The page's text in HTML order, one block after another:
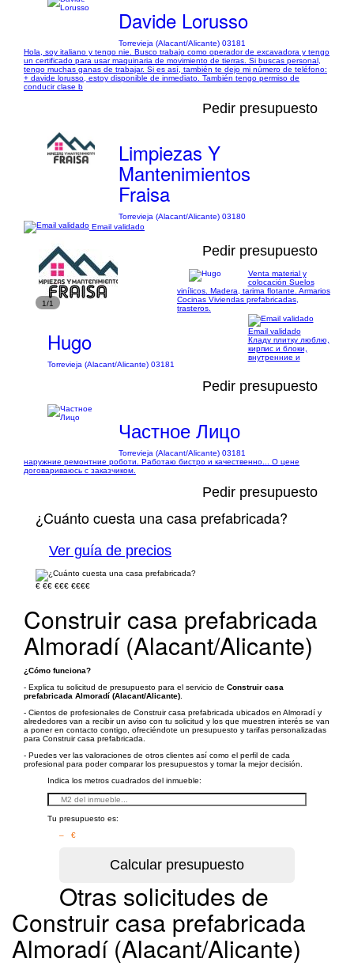
Davide Lorusso
Torrevieja (Alacant/Alicante) 03181
Hola, soy italiano y tengo nie. Busco trabajo como operador de excavadora y tengo
un certificado para usar maquinaria de movimiento de tierras. Si buscas personal,
tengo muchas ganas de trabajar. Si es así, también te dejo mi número de teléfono:
+ davide lorusso, estoy disponible de inmediato. También tengo permiso de
conducir clase b
Pedir presupuesto
Limpiezas Y
Mantenimientos
Fraisa
Torrevieja (Alacant/Alicante) 03180
Email validado
1/1
Pedir presupuesto
Hugo
Torrevieja (Alacant/Alicante) 03181
Venta material y
colocación Suelos
vinílicos. Madera, tarima flotante. Armarios
Cocinas Viviendas prefabricadas,
trasteros.
Pedir presupuesto
Частное Лицо
Torrevieja (Alacant/Alicante) 03181
Email validado
Кладу плитку люблю,
кирпис и блоки,
внутренние и
наружние ремонтние роботи. Работаю бистро и качественно... О цене
договариваюсь с заказчиком.
Pedir presupuesto
¿Cuánto cuesta una casa prefabricada?
Ver guía de precios
€ €€ €€€ €€€€
Construir casa prefabricada
Almoradí (Alacant/Alicante)
¿Cómo funciona?
- Explica tu solicitud de presupuesto para el servicio de Construir casa
prefabricada Almoradí (Alacant/Alicante)
- Cientos de profesionales de Construir casa prefabricada ubicados en Almoradí y
alrededores van a recibir un aviso con tu solicitud y los que muestren interés se van
a poner en contacto contigo, ofreciéndote un presupuesto y tarifas personalizadas
para Construir casa prefabricada.
- Puedes ver las valoraciones de otros clientes así como el perfil de cada
profesional para poder comparar los presupuestos y tomar la mejor decisión.
Indica los metros cuadrados del inmueble:
Tu presupuesto es:
– €
Otras solicitudes de
Construir casa prefabricada
Almoradí (Alacant/Alicante)